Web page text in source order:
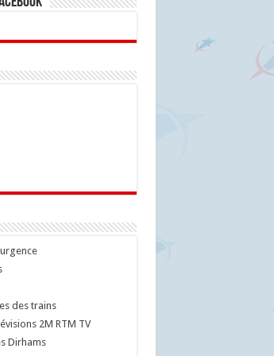
des trains
2M RTM TV
Dirhams